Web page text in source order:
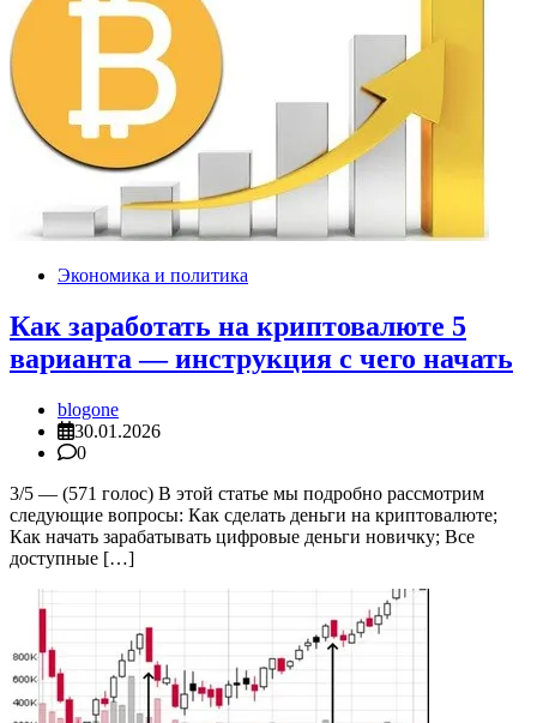
Экономика и политика
Как заработать на криптовалюте 5
варианта — инструкция с чего начать
blogone
30.01.2026
0
3/5 — (571 голос) В этой статье мы подробно рассмотрим
следующие вопросы: Как сделать деньги на криптовалюте;
Как начать зарабатывать цифровые деньги новичку; Все
доступные […]